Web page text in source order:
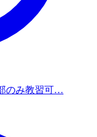
のみ教習可…